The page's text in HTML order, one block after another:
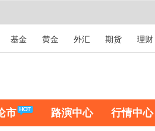
基金 黄金 外汇 期货 理财
市 路演中心 行情中心